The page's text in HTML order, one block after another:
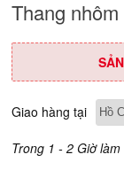
Thang
Giao hàng tại
Trong 1 - 2 Giờ